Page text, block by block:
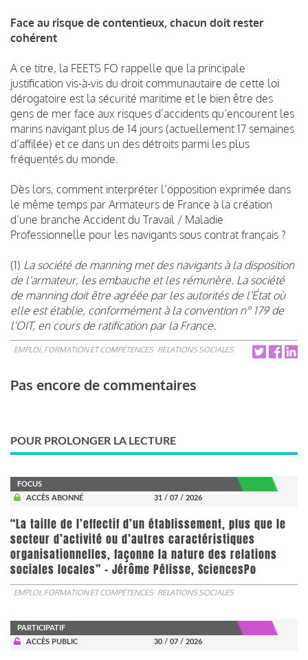
Face au risque de contentieux, chacun doit rester
cohérent
A ce titre, la FEETS FO rappelle que la principale
justification vis-à-vis du droit communautaire de cette loi
dérogatoire est la sécurité maritime et le bien être des
gens de mer face aux risques d’accidents qu’encourent les
marins navigant plus de 14 jours (actuellement 17 semaines
d’affilée) et ce dans un des détroits parmi les plus
fréquentés du monde.
Dès lors, comment interpréter l’opposition exprimée dans
le même temps par Armateurs de France à la création
d’une branche Accident du Travail / Maladie
Professionnelle pour les navigants sous contrat français ?
(1) La société de manning met des navigants à la disposition
de l'armateur, les embauche et les rémunère. La société
de manning doit être agréée par les autorités de l'État où
elle est établie, conformément à la convention n° 179 de
l'OIT, en cours de ratification par la France.
EMPLOI, FORMATION ET COMPÉTENCES RELATIONS SOCIALES
Pas encore de commentaires
POUR PROLONGER LA LECTURE
FOCUS
ACCÈS ABONNÉ
31 / 07 / 2026
“La taille de l’effectif d’un établissement, plus que le
secteur d’activité ou d’autres caractéristiques
organisationnelles, façonne la nature des relations
sociales locales” - Jérôme Pélisse, SciencesPo
EMPLOI, FORMATION ET COMPÉTENCES RELATIONS SOCIALES
PARTICIPATIF
ACCÈS PUBLIC
30 / 07 / 2026